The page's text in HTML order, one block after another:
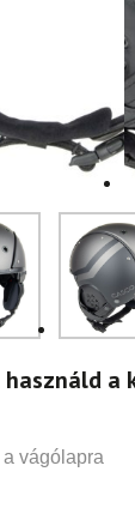
a
vágólapra